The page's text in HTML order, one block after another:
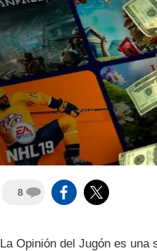
8
La Opinión del Jugón es una